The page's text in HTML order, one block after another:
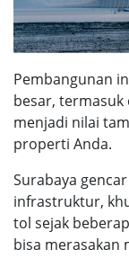
Pembangunan
besar, termasuk
menjadi nilai
properti Anda.
Surabaya
infrastruktur,
tol sejak
bisa merasakan